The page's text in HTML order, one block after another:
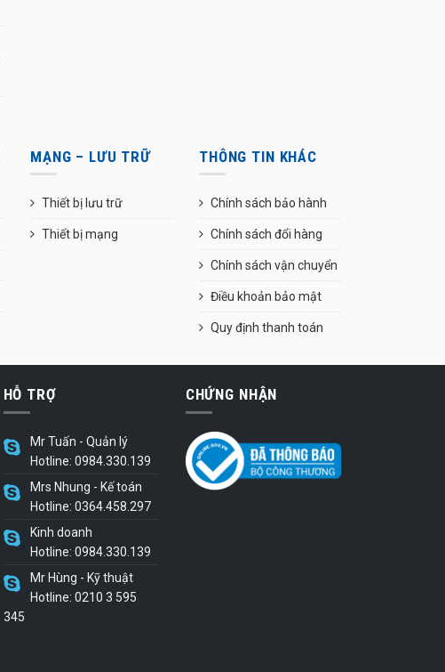
MẠNG – LƯU TRỮ
Thiết bị lưu trữ
Thiết bị mạng
THÔNG TIN KHÁC
Chính sách bảo hành
Chính sách đổi hàng
Chính sách vận chuyển
Điều khoản bảo mật
Quy định thanh toán
HỖ TRỢ
Mr Tuấn - Quản lý
Hotline: 0984.330.139
Mrs Nhung - Kế toán
Hotline: 0364.458.297
Kinh doanh
Hotline: 0984.330.139
Mr Hùng - Kỹ thuật
Hotline: 0210 3 595
345
CHỨNG NHẬN